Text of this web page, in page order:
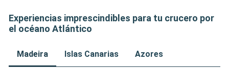
Experiencias imprescindibles para tu crucero por
el océano Atlántico
Madeira Islas Canarias Azores